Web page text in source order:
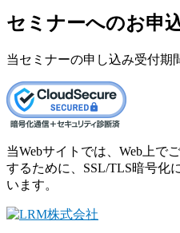
セミナーへのお申
当セミナーの申し込み受付期
当Webサイトでは、Web上で
するために、SSL/TLS暗号化
います。